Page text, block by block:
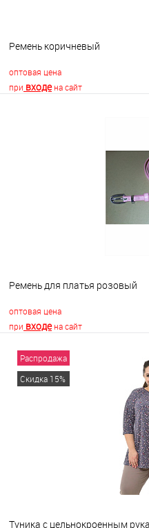
Ремень коричневый
оптовая цена
при входена сайт
Ремень для платья розовый
оптовая цена
при входена сайт
Распродажа
Скидка 15%
Туника с цельнокроенным